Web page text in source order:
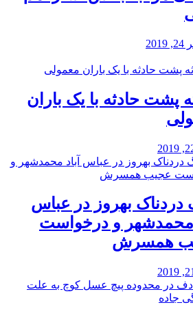
پشت حادثه با یک باران
دردناک بهروز در عباس
محمدشهر و درخواست
همسرش